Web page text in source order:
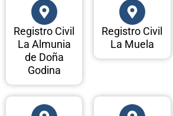
Registro Civil
La Almunia
de Doña
Godina
Registro Civil
La Muela